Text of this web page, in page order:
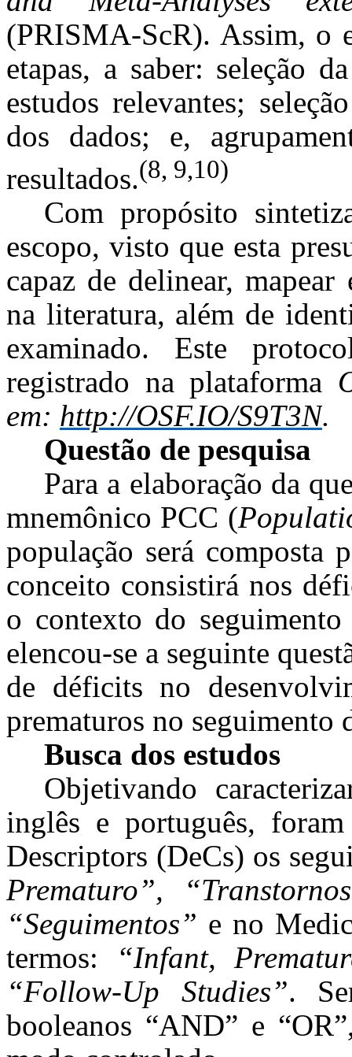
(PRISMA-ScR). Assim, o
etapas, a saber: seleção
estudos relevantes;
dos dados; e,
resultados.(8, 9,10)
Com propósito
escopo, visto que esta
capaz de delinear,
na literatura, além de
examinado. Este
registrado na plataforma
em: http://OSF.IO/S9T3N.
Questão de pesquisa
Para a elaboração da
mnemônico PCC (
população será composta
conceito consistirá nos
o contexto do
elencou-se a seguinte
de déficits no
prematuros no seguimento
Busca dos estudos
Objetivando
inglês e português,
Descriptors (DeCs) os
Prematuro”,
“Seguimentos” e no
termos:
“Infant,
“Follow-Up Studies”.
booleanos “AND” e